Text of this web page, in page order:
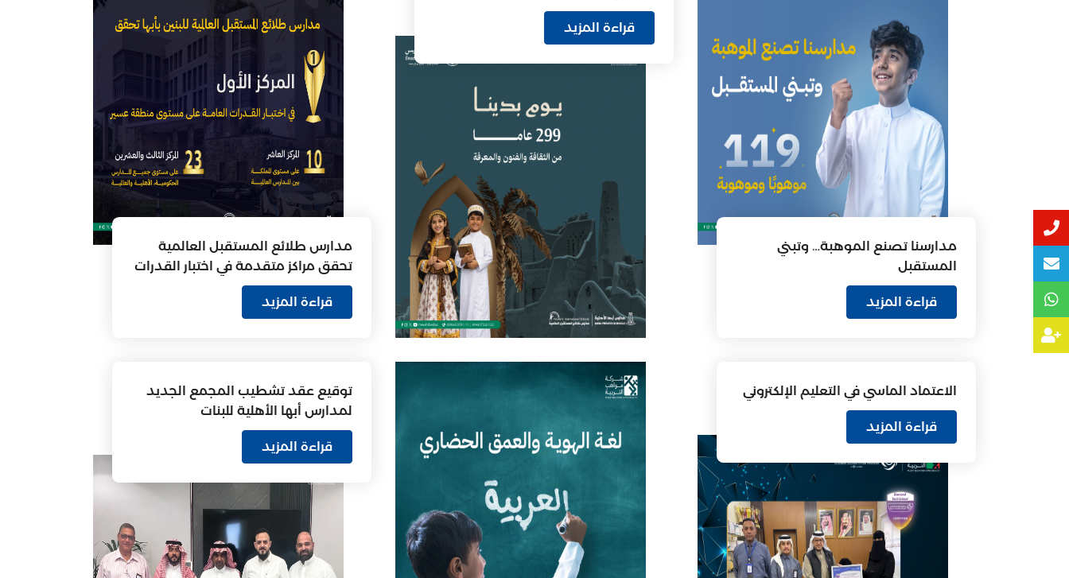
مدارسنا تصنع الموهبة… وتبني
المستقبل
قراءة المزيد
قراءة المزيد
مدارس طلائع المستقبل العالمية
تحقق مراكز متقدمة في اختبار القدرات
العامة
قراءة المزيد
الاعتماد الماسي في التعليم الإلكتروني
قراءة المزيد
توقيع عقد تشطيب المجمع الجديد
لمدارس أبها الأهلية للبنات
قراءة المزيد